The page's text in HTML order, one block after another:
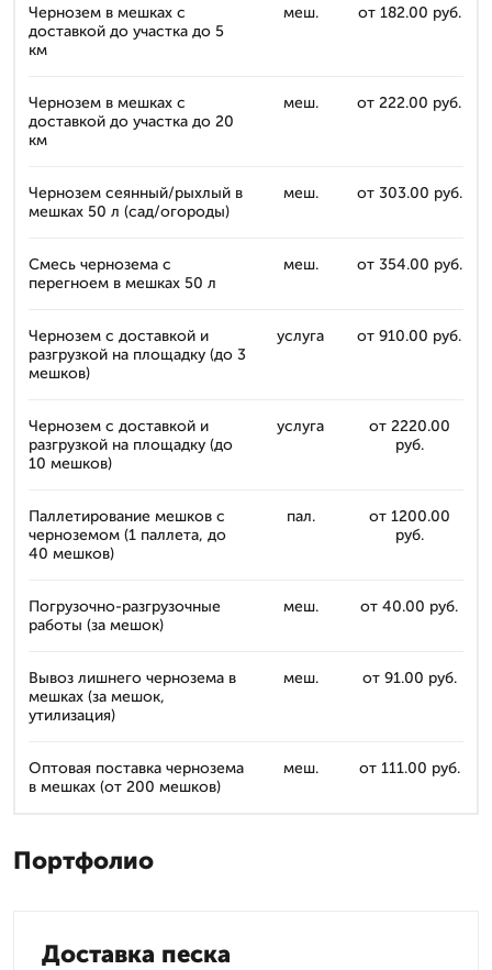
Чернозем в мешках с
доставкой до участка до 5
км
меш. от 182.00 руб.
Чернозем в мешках с
доставкой до участка до 20
км
меш. от 222.00 руб.
Чернозем сеянный/рыхлый в
мешках 50 л (сад/огороды)
меш. от 303.00 руб.
Смесь чернозема с
перегноем в мешках 50 л
меш. от 354.00 руб.
Чернозем с доставкой и
разгрузкой на площадку (до 3
мешков)
услуга от 910.00 руб.
Чернозем с доставкой и
разгрузкой на площадку (до
10 мешков)
услуга
от 2220.00
руб.
Паллетирование мешков с
черноземом (1 паллета, до
40 мешков)
пал.
от 1200.00
руб.
Погрузочно-разгрузочные
работы (за мешок)
меш. от 40.00 руб.
Вывоз лишнего чернозема в
мешках (за мешок,
утилизация)
меш. от 91.00 руб.
Оптовая поставка чернозема
в мешках (от 200 мешков)
меш. от 111.00 руб.
Портфолио
Доставка песка